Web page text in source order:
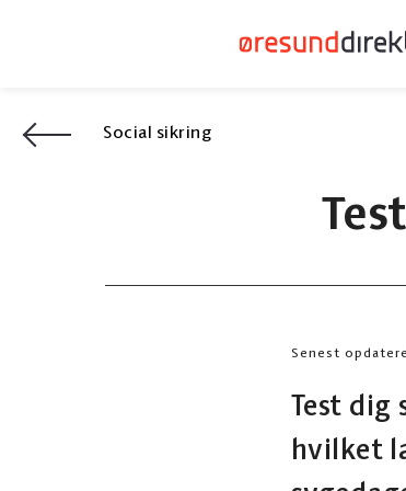
Social sikring
Senest
Test dig
hvilket